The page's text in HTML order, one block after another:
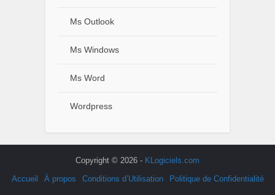
Ms Outlook
Ms Windows
Ms Word
Wordpress
Copyright © 2026 - KLogiciels.com
Accueil
À propos Conditions d’Utilisation Politique de Confidentialité